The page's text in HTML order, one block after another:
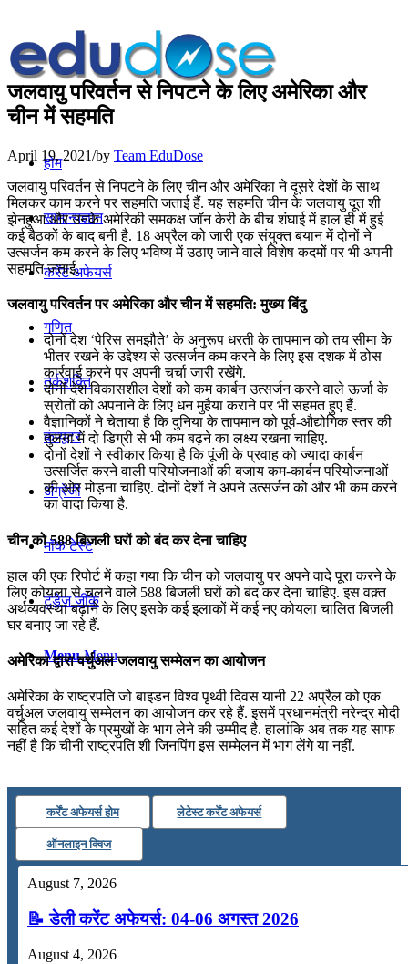
होम
सामान्यज्ञान
करेंट अफेयर्स
गणित
तर्कशक्ति
कंप्यूटर
अंग्रेजी
मॉक टेस्ट
टुडेज जीके
Menu Menu
जलवायु परिवर्तन से निपटने के लिए अमेरिका और
चीन में सहमति
April 19, 2021/by Team EduDose
जलवायु परिवर्तन से निपटने के लिए चीन और अमेरिका ने दूसरे देशों के साथ
मिलकर काम करने पर सहमति जताई हैं. यह सहमति चीन के जलवायु दूत शी
झेनहुआ ​​और उनके अमेरिकी समकक्ष जॉन केरी के बीच शंघाई में हाल ही में हुई
कई बैठकों के बाद बनी है. 18 अप्रैल को जारी एक संयुक्त बयान में दोनों ने
उत्सर्जन कम करने के लिए भविष्य में उठाए जाने वाले विशेष कदमों पर भी अपनी
सहमति जताई.
जलवायु परिवर्तन पर अमेरिका और चीन में सहमति: मुख्य बिंदु
दोनों देश ‘पेरिस समझौते’ के अनुरूप धरती के तापमान को तय सीमा के
भीतर रखने के उद्देश्य से उत्सर्जन कम करने के लिए इस दशक में ठोस
कार्रवाई करने पर अपनी चर्चा जारी रखेंगे.
दोनों देश विकासशील देशों को कम कार्बन उत्सर्जन करने वाले ऊर्जा के
स्रोतों को अपनाने के लिए धन मुहैया कराने पर भी सहमत हुए हैं.
वैज्ञानिकों ने चेताया है कि दुनिया के तापमान को पूर्व-औद्योगिक स्तर की
तुलना में दो डिग्री से भी कम बढ़ने का लक्ष्य रखना चाहिए.
दोनों देशों ने स्वीकार किया है कि पूंजी के प्रवाह को ज्यादा कार्बन
उत्सर्जित करने वाली परियोजनाओं की बजाय कम-कार्बन परियोजनाओं
की ओर मोड़ना चाहिए. दोनों देशों ने अपने उत्सर्जन को और भी कम करने
का वादा किया है.
चीन को 588 बिजली घरों को बंद कर देना चाहिए
हाल की एक रिपोर्ट में कहा गया कि चीन को जलवायु पर अपने वादे पूरा करने के
लिए कोयला से चलने वाले 588 बिजली घरों को बंद कर देना चाहिए. इस वक़्त
अर्थव्यवस्था बढ़ाने के लिए इसके कई इलाकों में कई नए कोयला चालित बिजली
घर बनाए जा रहे हैं.
अमेरिका द्वारा वर्चुअल जलवायु सम्मेलन का आयोजन
अमेरिका के राष्ट्रपति जो बाइडन विश्व पृथ्वी दिवस यानी 22 अप्रैल को एक
वर्चुअल जलवायु सम्मेलन का आयोजन कर रहे हैं. इसमें प्रधानमंत्री नरेन्द्र मोदी
सहित कई देशों के प्रमुखों के भाग लेने की उम्मीद है. हालांकि अब तक यह साफ
नहीं है कि चीनी राष्ट्रपति शी जिनपिंग इस सम्मेलन में भाग लेंगे या नहीं.
कर्रेंट अफेयर्स होम लेटेस्ट कर्रेंट अफेयर्स
ऑनलाइन क्विज
August 7, 2026
📝 डेली करेंट अफेयर्स: 04-06 अगस्त 2026
August 4, 2026